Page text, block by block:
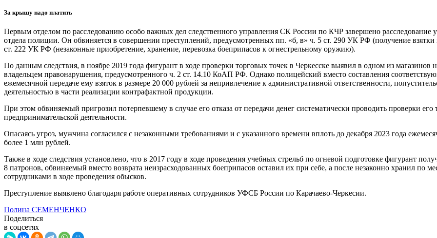
За крышу надо платить
Первым отделом по расследованию особо важных дел следственного управления СК России по КЧР завершено расследование
отдела полиции. Он обвиняется в совершении преступлений, предусмотренных пп. «б, в» ч. 5 ст. 290 УК РФ (получение взятки
ст. 222 УК РФ (незаконные приобретение, хранение, перевозка боеприпасов к огнестрельному оружию).
По данным следствия, в ноябре 2019 года фигурант в ходе проверки торговых точек в Черкесске выявил в одном из магазинов
владельцем правонарушения, предусмотренного ч. 2 ст. 14.10 КоАП РФ. Однако полицейский вместо составления
ежемесячной передаче ему взяток в размере 20 000 рублей за непривлечение к административной ответственности,
деятельностью в части реализации контрафактной продукции.
При этом обвиняемый пригрозил потерпевшему в случае его отказа от передачи денег систематически проводить проверки
предпринимательской деятельности.
Опасаясь угроз, мужчина согласился с незаконными требованиями и с указанного времени вплоть до декабря 2023 года
более 1 млн рублей.
Также в ходе следствия установлено, что в 2017 году в ходе проведения учебных стрельб по огневой подготовке фигурант
8 патронов, обвиняемый вместо возврата неизрасходованных боеприпасов оставил их при себе, а после незаконно хранил по
сотрудниками в ходе проведения обысков.
Преступление выявлено благодаря работе оперативных сотрудников УФСБ России по Карачаево-Черкесии.
Полина СЕМЕНЧЕНКО
Поделиться
в соцсетях